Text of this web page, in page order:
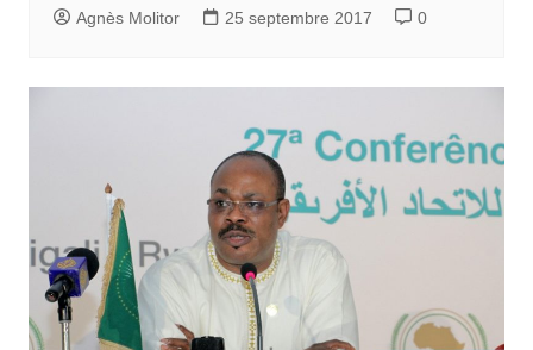
Agnès Molitor 25 septembre 2017 0